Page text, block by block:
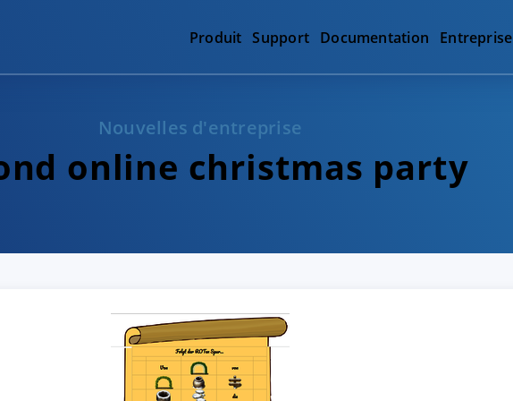
Produit Support Documentation Entreprise
Nouvelles d'entreprise
online christmas party